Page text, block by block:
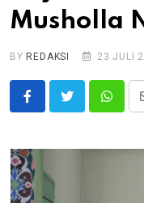
Musholla
BY REDAKSI 23 JULI